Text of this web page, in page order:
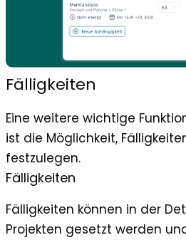
Fälligkeiten
Eine weitere wichtige
ist die Möglichkeit,
festzulegen.
Fälligkeiten
Fälligkeiten können in der
Projekten gesetzt werden